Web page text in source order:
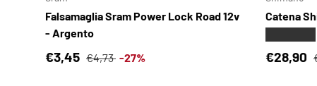
Falsamaglia Sram Power Lock Road 12v
- Argento
Prezzo di vendita
€3,45 Prezzo normale
€4,73 -27%
Catena
Prezzo
€28,90